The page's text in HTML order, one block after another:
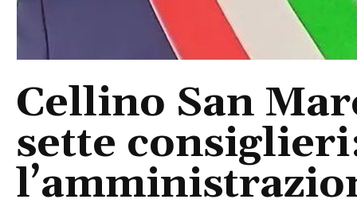
Cellino San
sette